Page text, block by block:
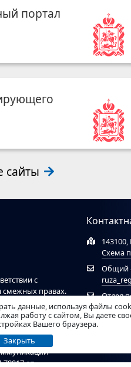
портал
сайты
с
смежных правах.
на сайт
надзору в
от
Схема
Общий
Отдел
данные, используя файлы
работу с сайтом, Вы даете
Вашего браузера.
Закрыть